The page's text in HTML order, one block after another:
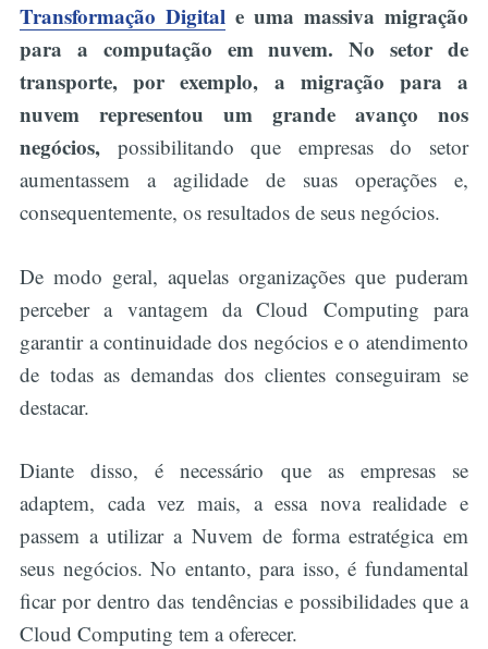
Transformação Digitale uma massiva migração
para a computação em nuvem. No setor de
transporte, por exemplo, a migração para a
nuvem representou um grande avanço nos
negócios,possibilitando que empresas do setor
aumentassem a agilidade de suas operações e,
consequentemente, os resultados de seus negócios.
De modo geral, aquelas organizações que puderam
perceber a vantagem da Cloud Computing para
garantir a continuidade dos negócios e o atendimento
de todas as demandas dos clientes conseguiram se
destacar.
Diante disso, é necessário que as empresas se
adaptem, cada vez mais, a essa nova realidade e
passem a utilizar a Nuvem de forma estratégica em
seus negócios. No entanto, para isso, é fundamental
ficar por dentro das tendências e possibilidades que a
Cloud Computing tem a oferecer.